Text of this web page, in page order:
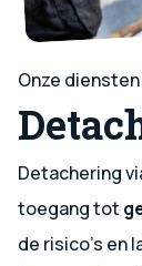
Zoeken
Onze diensten
Detachering
toegang tot
de risico’s en